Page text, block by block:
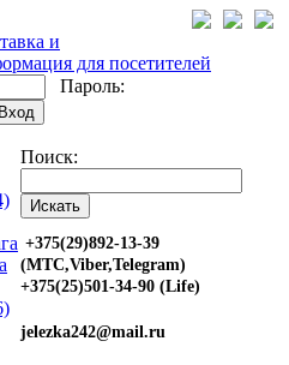
и
для посетителей
Пароль:
Вход
Поиск:
+375(29)892-13-39
(МТС,Viber,Telegram)
+375(25)501-34-90 (Life)
jelezka242@mail.ru